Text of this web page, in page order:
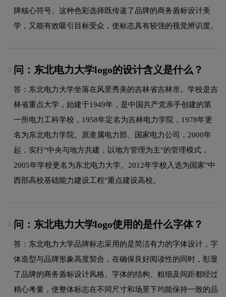
牌核心符号。这种色彩选择既传递了品牌的商务盾标设计美
学，又能有效吸引目标受众，使标志具有较强的视觉辨识度。
3. 问：东北电力大学logo的设计含义是什么？
答：东北电力大学坐落在风景秀美的吉林省吉林市。学校是吉
林省重点大学，始建于1949年，是中国共产党亲手创建的第
一所电力工科学校，1958年定名为吉林电力学院，1978年更
名为东北电力学院。原隶属电力部、国家电力公司，2000年
起，实行"中央与地方共建，以地方管理为主"的管理模式，
2005年学校更名为东北电力大学。2012年学校入选为国家"中
西部高校基础能力建设工程"重点建设高校。
4. 问：东北电力大学logo使用的是什么字体？
答：东北电力大学品牌标志采用的是简洁有力的字体设计，字
体造型与品牌形象高度契合，在确保良好阅读性的同时，彰显
了品牌的商务盾标设计风格。字体的结构、粗细及间距都经过
精心考量，使整体标志在不同尺寸和场景下均能保持一致的品